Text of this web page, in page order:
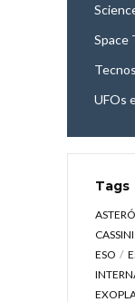
Space
UFOs
Tags
CASSINI
ESO